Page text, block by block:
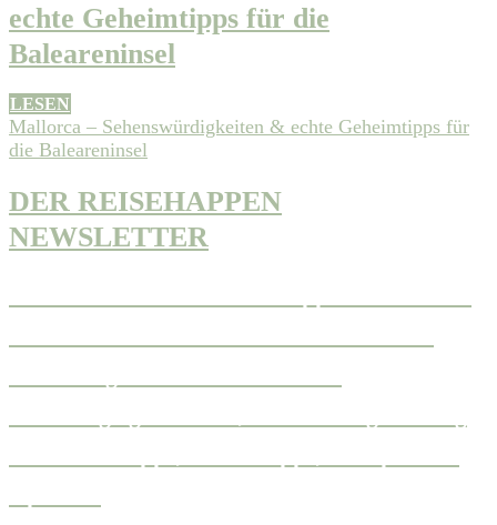
echte Geheimtipps für die
Baleareninsel
LESEN
Mallorca – Sehenswürdigkeiten & echte Geheimtipps für
die Baleareninsel
DER REISEHAPPEN
NEWSLETTER